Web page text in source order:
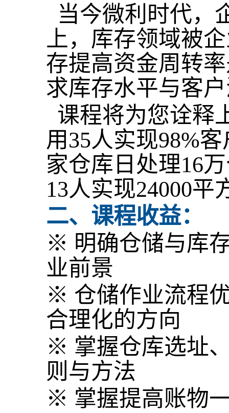
当今微利时代，
上，库存领域被
存提高资金周转
求库存水平与客
课程将为您诠释
用35人实现98%
家仓库日处理16
13人实现24000
二、课程收益：
※ 明确仓储与库
业前景
※ 仓储作业流程
合理化的方向
※ 掌握仓库选址
则与方法
※ 掌握提高账物